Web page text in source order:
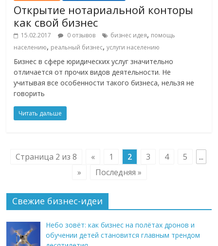
Открытие нотариальной конторы
как свой бизнес
15.02.2017 0 отзывов бизнес идея, помощь
населению, реальный бизнес,услуги населению
Бизнес в сфере юридических услуг значительно
отличается от прочих видов деятельности. Не
учитывая все особенности такого бизнеса, нельзя не
говорить
Читать дальше
Страница 2 из 8 « 1 2 3 4 5
...
»
Последняя »
Свежие бизнес-идеи
Небо зовёт: как бизнес на полётах дронов и
обучении детей становится главным трендом